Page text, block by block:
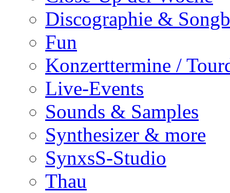
Discographie &
Fun
Konzerttermine /
Live-Events
Sounds & Samples
Synthesizer & more
SynxsS-Studio
Thau